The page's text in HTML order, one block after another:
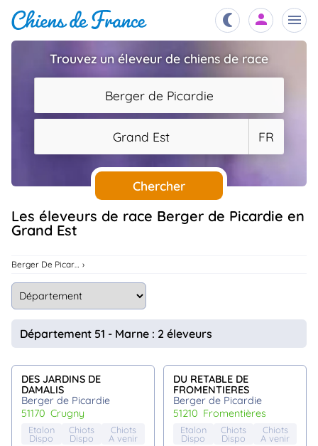
Chiots
Éleveurs
Étalons
Chiens
Services
..
Assurances
Connexion
Trouvez un éleveur de chiens de race
Berger de Picardie
Grand Est FR
Chercher
Les éleveurs de race Berger de Picardie en
Grand Est
Berger De Picardie
Département 51 - Marne : 2 éleveurs
DES JARDINS DE
DAMALIS
Berger de Picardie
51170
crugny
Etalon
Dispo
Chiots
Dispo
Chiots
A venir
DU RETABLE DE
FROMENTIERES
Berger de Picardie
51210
fromentières
Etalon
Dispo
Chiots
Dispo
Chiots
A venir